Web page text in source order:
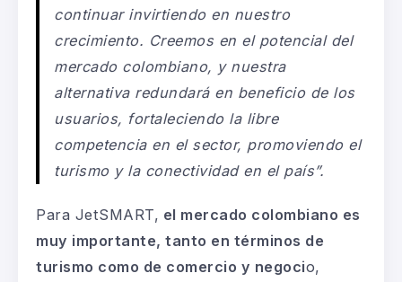
continuar invirtiendo en nuestro
crecimiento. Creemos en el potencial del
mercado colombiano, y nuestra
alternativa redundará en beneficio de los
usuarios, fortaleciendo la libre
competencia en el sector, promoviendo el
turismo y la conectividad en el país”.
Para JetSMART, el mercado colombiano es
muy importante, tanto en términos de
turismo como de comercio y negocio,